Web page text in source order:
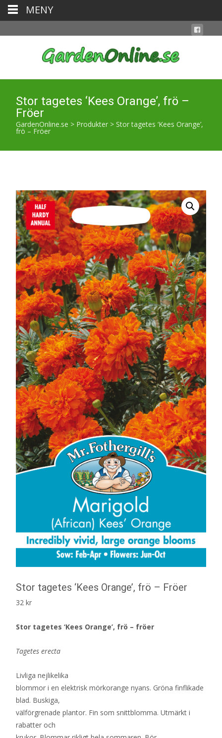
Stor tagetes ‘Kees Orange’, frö –
Fröer
GardenOnline.se > Produkter > Stor tagetes ‘Kees Orange’,
frö – Fröer
Stor tagetes ‘Kees Orange’, frö – Fröer
32 kr
Stor tagetes ‘Kees Orange’, frö – fröer
Tagetes erecta
Livliga nejlikelika
blommor i en elektrisk mörkorange nyans. Gröna finflikade
blad. Buskiga,
välförgrenade plantor. Fin som snittblomma. Utmärkt i
rabatter och
MENY